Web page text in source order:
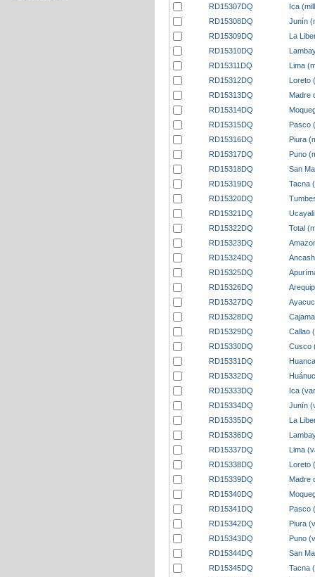
RD15307DQ
Ica
RD15308DQ
Junín
RD15309DQ
La
RD15310DQ
RD15311DQ
Lima
RD15312DQ
Loreto
RD15313DQ
Madre
RD15314DQ
RD15315DQ
Pasco
RD15316DQ
Piura
RD15317DQ
Puno
RD15318DQ
San
RD15319DQ
Tacna
RD15320DQ
RD15321DQ
RD15322DQ
Total
RD15323DQ
RD15324DQ
RD15325DQ
RD15326DQ
RD15327DQ
RD15328DQ
RD15329DQ
Callao
RD15330DQ
Cusco
RD15331DQ
RD15332DQ
RD15333DQ
Ica
RD15334DQ
Junín
RD15335DQ
La
RD15336DQ
RD15337DQ
Lima
RD15338DQ
Loreto
RD15339DQ
Madre
RD15340DQ
RD15341DQ
Pasco
RD15342DQ
Piura
RD15343DQ
Puno
RD15344DQ
San
RD15345DQ
Tacna